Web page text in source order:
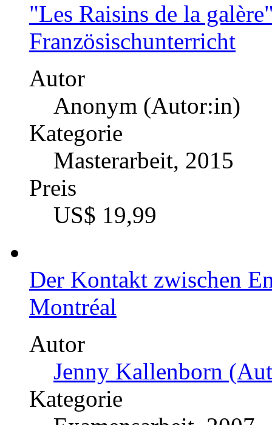
"Les Raisins de la
Französischunterricht
Autor
Anonym (Autor:in)
Kategorie
Masterarbeit, 2015
Preis
US$ 19,99
Der Kontakt zwischen
Montréal
Autor
Jenny Kallenborn
Kategorie